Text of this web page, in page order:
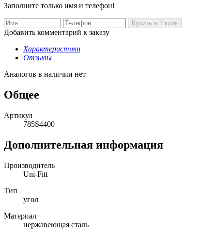
Заполните только имя и телефон!
Добавить комментарий к заказу
Характеристики
Отзывы
Аналогов в наличии нет
Общее
Артикул
785S4400
Дополнительная информация
Производитель
Uni-Fitt
Тип
угол
Материал
нержавеющая сталь